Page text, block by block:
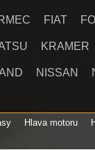
FIAT
KRAMER
NISSAN
Hlava motoru